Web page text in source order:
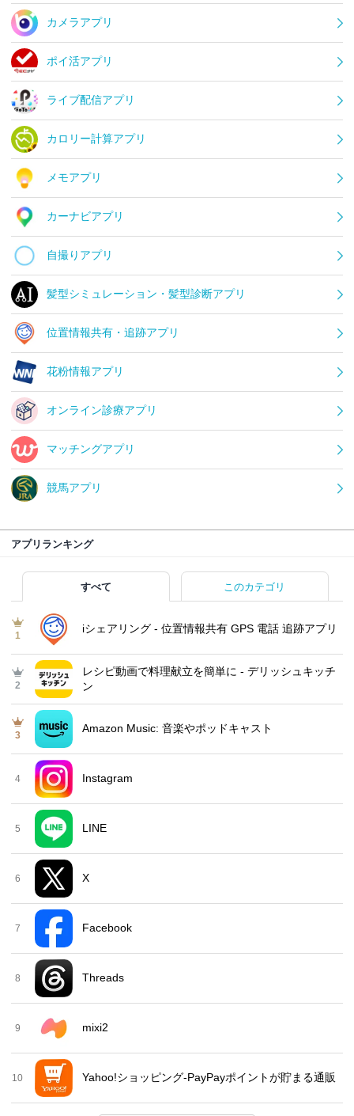
カメラアプリ
ポイ活アプリ
ライブ配信アプリ
カロリー計算アプリ
メモアプリ
カーナビアプリ
自撮りアプリ
髪型シミュレーション・髪型診断アプリ
位置情報共有・追跡アプリ
花粉情報アプリ
オンライン診療アプリ
マッチングアプリ
競馬アプリ
アプリランキング
すべて このカテゴリ
1
iシェアリング - 位置情報共有 GPS 電話 追跡アプリ
2
レシピ動画で料理献立を簡単‪に - デリッシュキッチ
ン
3
Amazon Music: 音楽やポッドキャスト
4 Instagram
5 LINE
6 X
7 Facebook
8 Threads
9 mixi2
10 Yahoo!ショッピング-PayPayポイントが貯まる通販